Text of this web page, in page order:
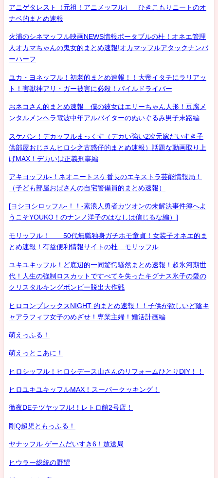
アニゲタレスト（元祖！アニメッフル） ひきこもりニートのオ
ナベ的まとめ速報
火浦のシネマッフル映画NEWS情報ポータブルの杜！オネエ管理
人オカマちゃんの鬼女的まとめ速報!オカマッフルアタックナンバ
ーハーフ
ユカ・ヨネッフル！初老的まとめ速報！！大帝イタチにラリアッ
ト！害獣神アリ・ガー被害に必殺！パイルドライバー
おネコさん的まとめ速報 僕の彼女はエリーちゃん人形！豆腐メ
ンタルメンヘラ電波中年アルバイターのぬいぐるみ男子末路編
スケバン！デカッフルまっくす（デカい強い2次元嫁だいすき子
供部屋おじさんヒロシ之古惑仔的まとめ速報）話題な動画取り上
げMAX！デカいは正義刑事編
アキヨッフル-！ネオニートスケ番長のエキストラ芸能情報局！
（子ども部屋おばさんの自宅警備員的まとめ速報）
[ヨシヨシロッフル-！！-素浪人勇者カツオンの未解決事件簿へよ
うこそYOUKO！のナンノ洋子のはなしは信じるな編）]
モリッフル！ 50代無職独身ガチホモ童貞！女装子オネエ的ま
とめ速報！有益便利情報サイトの杜 モリッフル
ユキユキッフル！ど底辺的一同驚愕騒然まとめ速報！超氷河期世
代！人生の強制ロスカットですべてを失ったキグナス氷子の愛の
クリスタルキングボンビー脱出大作戦
ヒロコンプレックスNIGHT 的まとめ速報！！子供が欲しいど陰キ
ャアラフィフ女子のめざせ！専業主婦！婚活計画編
萌えっふる！
萌えっとこあに！
ヒロシッフル！ヒロシデース山さんのリフォームひとりDIY！！
ヒロユキユキッフルMAX！スーパークッキング！
徹夜DEテツヤッフル!！レトロ館2号店！
剛Q超児ともっふる！
ヤナッフル ゲームだいすき6！放送局
ヒウラー総統の野望